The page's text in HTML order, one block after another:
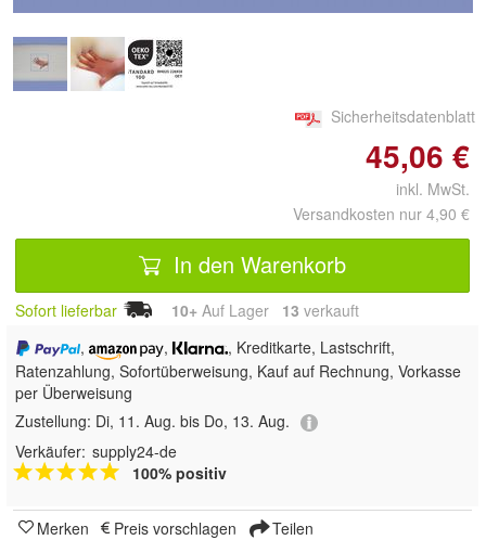
Sicherheitsdatenblatt
45,06 €
inkl. MwSt.
Versandkosten nur 4,90 €
In den Warenkorb
Sofort lieferbar 10+ Auf Lager 13 verkauft
,
,
, Kreditkarte, Lastschrift,
Ratenzahlung, Sofortüberweisung, Kauf auf Rechnung, Vorkasse
per Überweisung
Zustellung: Di, 11. Aug. bis Do, 13. Aug.
Verkäufer: supply24-de
100% positiv
Merken Preis vorschlagen Teilen